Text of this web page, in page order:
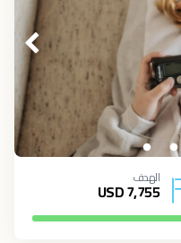
الهدف
7,755
USD